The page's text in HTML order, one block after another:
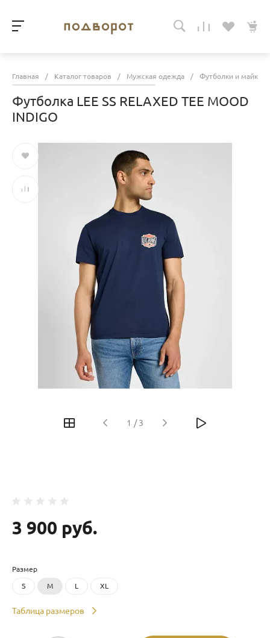
Главная / Каталог товаров / Мужская одежда / Футболки и майки
Футболка LEE SS RELAXED TEE MOOD
INDIGO
1 / 3
3 900 руб.
Размер
S M L XL
Таблица размеров